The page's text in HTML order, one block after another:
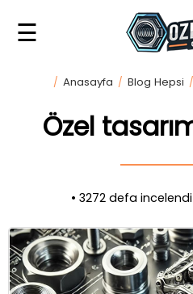
☰
kimiz?
imalatı
»
Özel
/ Anasayfa / Blog Hepsi
Özel
• 3272 defa